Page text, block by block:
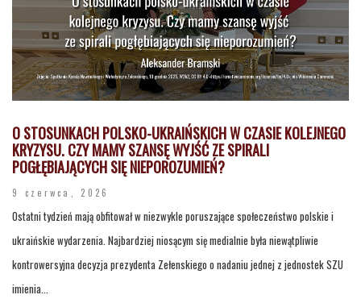
O STOSUNKACH POLSKO-UKRAIŃSKICH W CZASIE KOLEJNEGO
KRYZYSU. CZY MAMY SZANSĘ WYJŚĆ ZE SPIRALI
POGŁĘBIAJĄCYCH SIĘ NIEPOROZUMIEŃ?
9 czerwca, 2026
Ostatni tydzień mają obfitował w niezwykle poruszające społeczeństwo polskie i
ukraińskie wydarzenia. Najbardziej niosącym się medialnie była niewątpliwie
kontrowersyjna decyzja prezydenta Zełenskiego o nadaniu jednej z jednostek SZU
imienia...